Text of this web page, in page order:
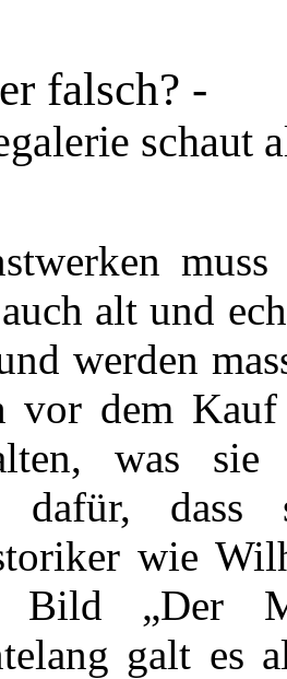
falsch? -
schaut
alt und
werden
vor dem Kauf
was sie
dafür, dass
wie
„Der
galt es